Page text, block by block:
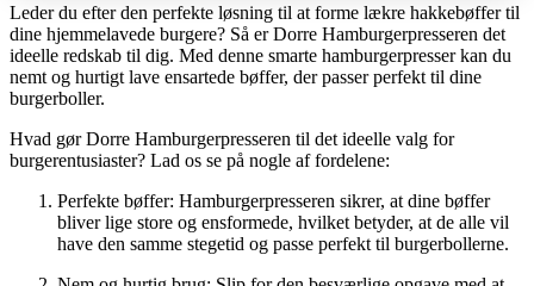
Leder du efter den perfekte løsning til at forme lækre hakkebøffer til
dine hjemmelavede burgere? Så er Dorre Hamburgerpresseren det
ideelle redskab til dig. Med denne smarte hamburgerpresser kan du
nemt og hurtigt lave ensartede bøffer, der passer perfekt til dine
burgerboller.
Hvad gør Dorre Hamburgerpresseren til det ideelle valg for
burgerentusiaster? Lad os se på nogle af fordelene:
Perfekte bøffer: Hamburgerpresseren sikrer, at dine bøffer
bliver lige store og ensformede, hvilket betyder, at de alle vil
have den samme stegetid og passe perfekt til burgerbollerne.